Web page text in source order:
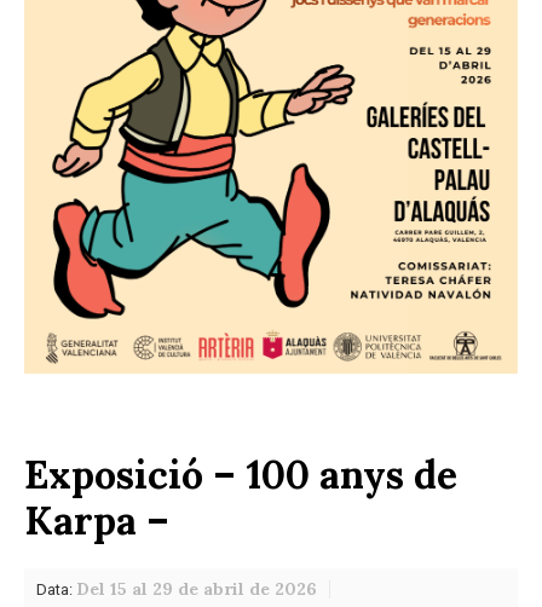
Exposició – 100 anys de
Karpa –
Data: Del 15 al 29 de abril de 2026